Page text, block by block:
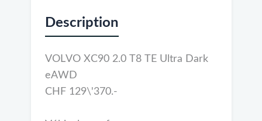
Description
VOLVO XC90 2.0 T8 TE Ultra Dark
eAWD
CHF 129\'370.-